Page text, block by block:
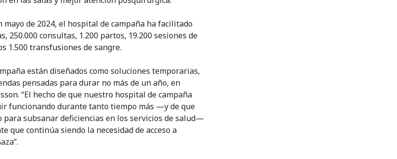
mayo de 2024, el hospital de campaña ha facilitado
250.000 consultas, 1.200 partos, 19.200 sesiones de
1.500 transfusiones de sangre.
están diseñados como soluciones temporarias,
pensadas para durar no más de un año, en
“El hecho de que nuestro hospital de campaña
funcionando durante tanto tiempo más —y de que
para subsanar deficiencias en los servicios de salud—
que continúa siendo la necesidad de acceso a